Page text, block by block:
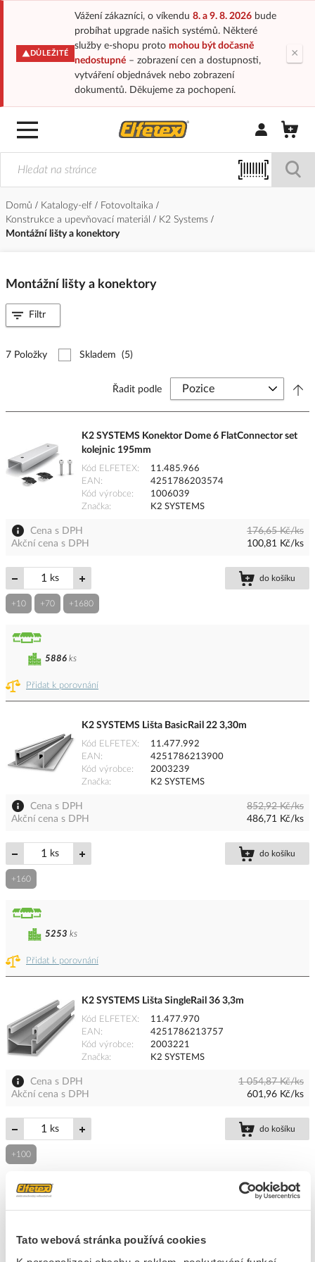
Tato webová stránka používá cookies
DŮLEŽITÉ
Vážení zákazníci, o víkendu 8. a 9. 8. 2026bude
probíhat upgrade našich systémů. Některé
služby e-shopu proto mohou být dočasně
nedostupné– zobrazení cen a dostupnosti,
vytváření objednávek nebo zobrazení
dokumentů. Děkujeme za pochopení.
×
Přihlásit/
Domů Katalogy-elf
Fotovoltaika
Konstrukce a upevňovací materiál
K2 Systems
Montážní lišty a konektory
Montážní lišty a konektory
7 Položky Skladem (5)
Řadit podle
K2 SYSTEMS Konektor Dome 6 FlatConnector set
kolejnic 195mm
Kód ELFETEX
11.485.966
EAN
4251786203574
Kód výrobce
1006039
Značka
K2 SYSTEMS
Cena s DPH
176,65 Kč/ks
Akční cena s DPH
100,81 Kč/ks
ks do košíku
+10 +70 +1680
Přidat k porovnání
5886 ks
K2 SYSTEMS Lišta BasicRail 22 3,30m
Kód ELFETEX
11.477.992
EAN
4251786213900
Kód výrobce
2003239
Značka
K2 SYSTEMS
Cena s DPH
852,92 Kč/ks
Akční cena s DPH
486,71 Kč/ks
ks do košíku
+160
Přidat k porovnání
5253 ks
K2 SYSTEMS Lišta SingleRail 36 3,3m
Kód ELFETEX
11.477.970
EAN
4251786213757
Kód výrobce
2003221
Značka
K2 SYSTEMS
Cena s DPH
1 054,87 Kč/ks
Akční cena s DPH
601,96 Kč/ks
ks do košíku
+100
Přidat k porovnání
2285 ks
Filtr